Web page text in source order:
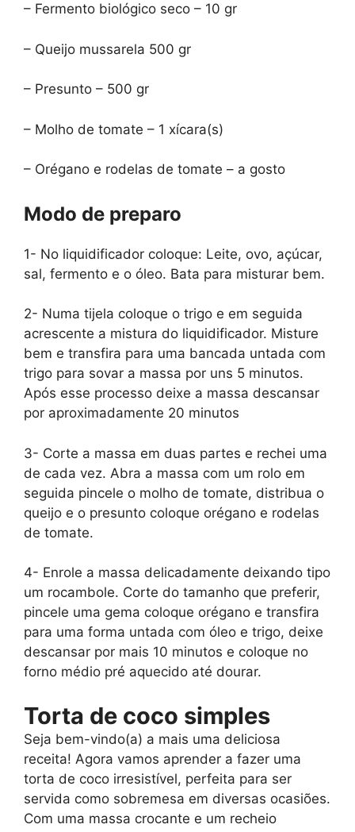
– Fermento biológico seco – 10 gr
– Queijo mussarela 500 gr
– Presunto – 500 gr
– Molho de tomate – 1 xícara(s)
– Orégano e rodelas de tomate – a gosto
Modo de preparo
1- No liquidificador coloque: Leite, ovo, açúcar,
sal, fermento e o óleo. Bata para misturar bem.
2- Numa tijela coloque o trigo e em seguida
acrescente a mistura do liquidificador. Misture
bem e transfira para uma bancada untada com
trigo para sovar a massa por uns 5 minutos.
Após esse processo deixe a massa descansar
por aproximadamente 20 minutos
3- Corte a massa em duas partes e rechei uma
de cada vez. Abra a massa com um rolo em
seguida pincele o molho de tomate, distribua o
queijo e o presunto coloque orégano e rodelas
de tomate.
4- Enrole a massa delicadamente deixando tipo
um rocambole. Corte do tamanho que preferir,
pincele uma gema coloque orégano e transfira
para uma forma untada com óleo e trigo, deixe
descansar por mais 10 minutos e coloque no
forno médio pré aquecido até dourar.
Torta de coco simples
Seja bem-vindo(a) a mais uma deliciosa
receita! Agora vamos aprender a fazer uma
torta de coco irresistível, perfeita para ser
servida como sobremesa em diversas ocasiões.
Com uma massa crocante e um recheio